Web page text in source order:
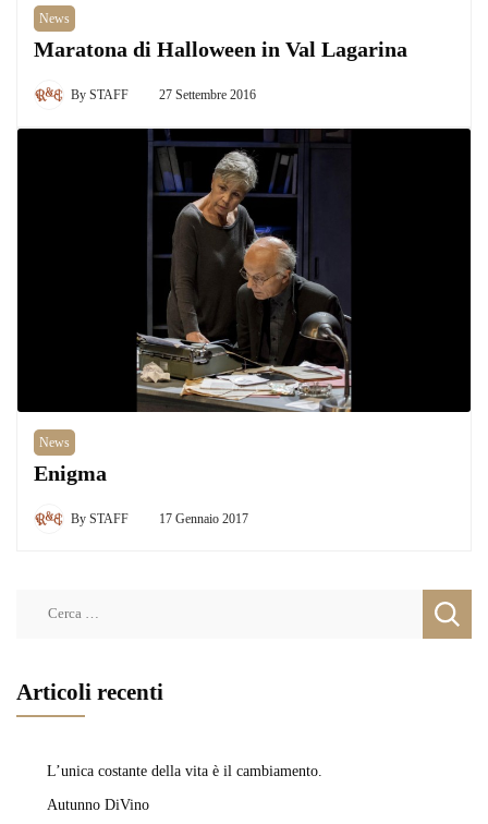
News
Maratona di Halloween in Val Lagarina
By STAFF 27 Settembre 2016
News
Enigma
By STAFF 17 Gennaio 2017
Articoli recenti
L’unica costante della vita è il cambiamento.
Autunno DiVino